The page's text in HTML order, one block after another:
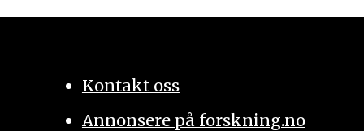
Kontakt oss
Annonsere på forskning.no